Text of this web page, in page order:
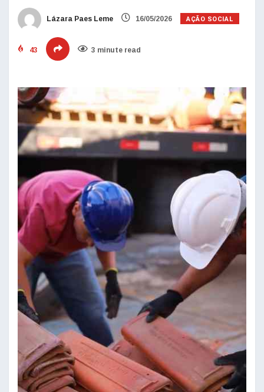
Lázara Paes Leme 16/05/2026 AÇÃO SOCIAL
43 3 minute read